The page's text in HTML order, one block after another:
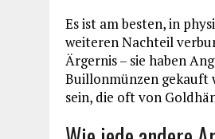
Es ist am besten, in
weiteren Nachteil
Ärgernis – sie haben
Buillonmünzen gekauft
sein, die oft von